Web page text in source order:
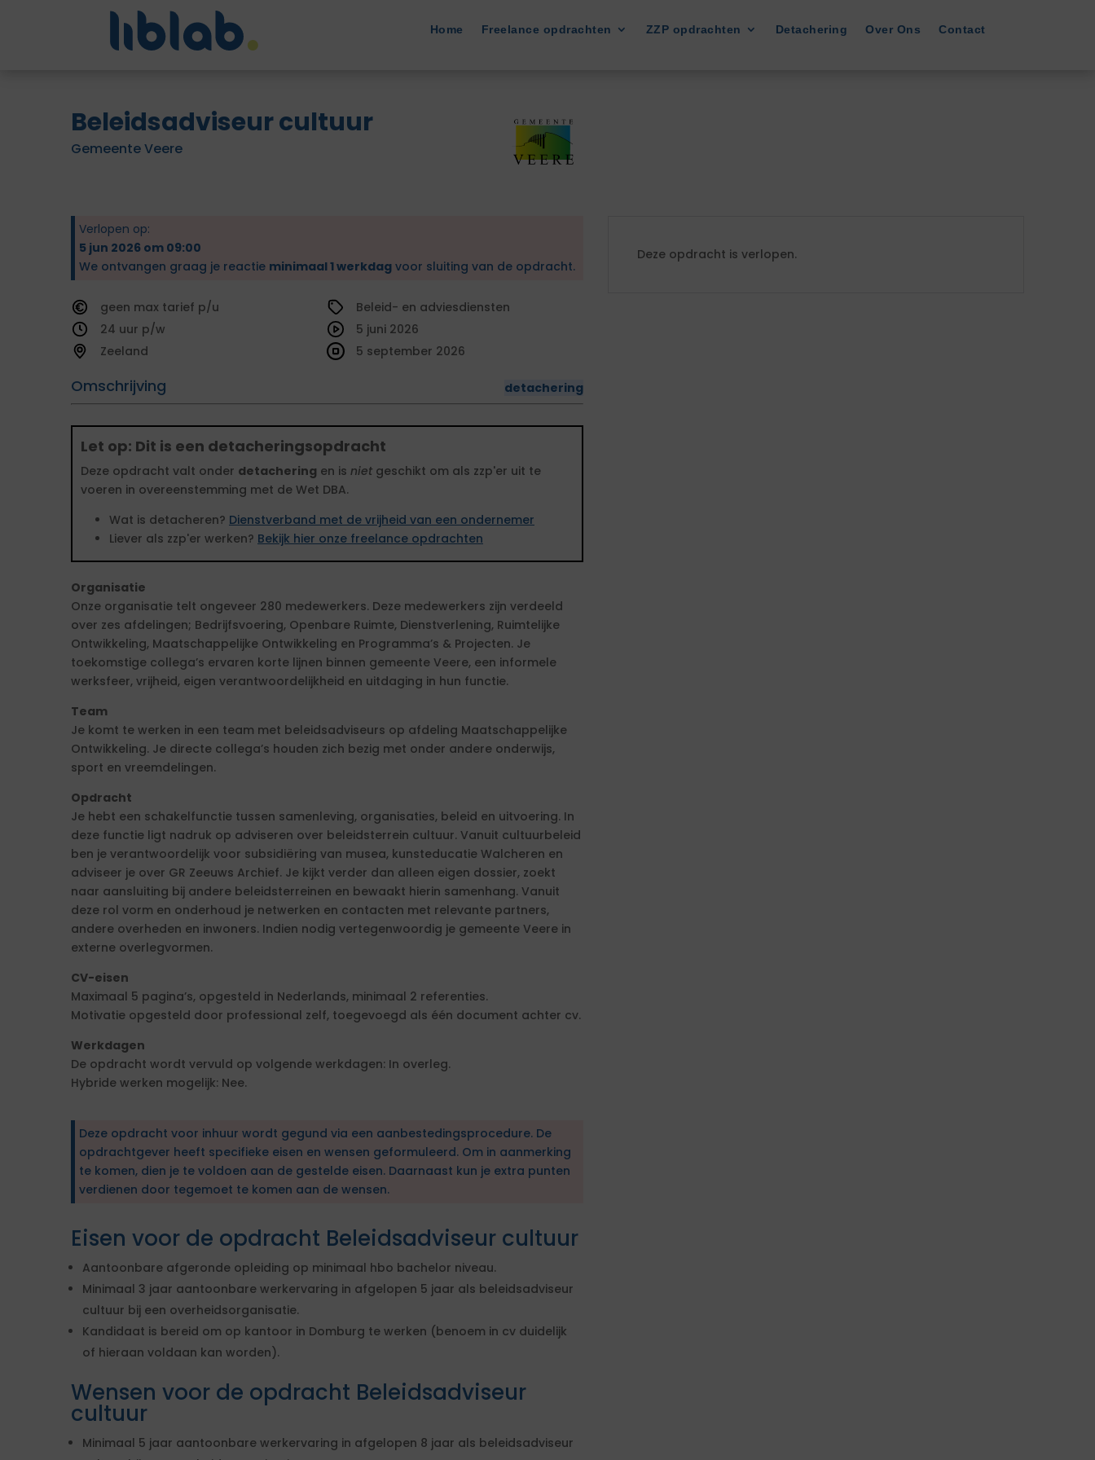
Home Freelance opdrachten ZZP opdrachten Detachering Over Ons Contact
Beleidsadviseur cultuur
Gemeente Veere
Verlopen op:
5 jun 2026 om 09:00
We ontvangen graag je reactie minimaal 1 werkdag voor sluiting van de opdracht.
geen
tarief
24
Zeeland
Beleid- en adviesdiensten
Omschrijving detachering
5 juni 2026
5 september 2026
Let op: Dit is een detacheringsopdracht
Deze opdracht valt onder detachering en is niet geschikt om als zzp'er uit te
voeren in overeenstemming met de Wet DBA.
Wat is detacheren? Dienstverband met de vrijheid van een ondernemer
Liever als zzp'er werken? Bekijk hier onze freelance opdrachten
Organisatie
Onze organisatie telt ongeveer 280 medewerkers. Deze medewerkers zijn verdeeld
over zes afdelingen; Bedrijfsvoering, Openbare Ruimte, Dienstverlening, Ruimtelijke
Ontwikkeling, Maatschappelijke Ontwikkeling en Programma’s & Projecten. Je
toekomstige collega’s ervaren korte lijnen binnen gemeente Veere, een informele
werksfeer, vrijheid, eigen verantwoordelijkheid en uitdaging in hun functie.
Team
Je komt te werken in een team met beleidsadviseurs op afdeling Maatschappelijke
Ontwikkeling. Je directe collega’s houden zich bezig met onder andere onderwijs,
sport en vreemdelingen.
Opdracht
Je hebt een schakelfunctie tussen samenleving, organisaties, beleid en uitvoering. In
deze functie ligt nadruk op adviseren over beleidsterrein cultuur. Vanuit cultuurbeleid
ben je verantwoordelijk voor subsidiëring van musea, kunsteducatie Walcheren en
adviseer je over GR Zeeuws Archief. Je kijkt verder dan alleen eigen dossier, zoekt
naar aansluiting bij andere beleidsterreinen en bewaakt hierin samenhang. Vanuit
deze rol vorm en onderhoud je netwerken en contacten met relevante partners,
andere overheden en inwoners. Indien nodig vertegenwoordig je gemeente Veere in
externe overlegvormen.
CV-eisen
Maximaal 5 pagina’s, opgesteld in Nederlands, minimaal 2 referenties.
Motivatie opgesteld door professional zelf, toegevoegd als één document achter cv.
Werkdagen
De opdracht wordt vervuld op volgende werkdagen: In overleg.
Hybride werken mogelijk: Nee.
Deze opdracht voor inhuur wordt gegund via een aanbestedingsprocedure. De
opdrachtgever heeft specifieke eisen en wensen geformuleerd. Om in aanmerking
te komen, dien je te voldoen aan de gestelde eisen. Daarnaast kun je extra punten
verdienen door tegemoet te komen aan de wensen.
Eisen voor de opdracht Beleidsadviseur cultuur
Aantoonbare afgeronde opleiding op minimaal hbo bachelor niveau.
Minimaal 3 jaar aantoonbare werkervaring in afgelopen 5 jaar als beleidsadviseur
cultuur bij een overheidsorganisatie.
Kandidaat is bereid om op kantoor in Domburg te werken (benoem in cv duidelijk
of hieraan voldaan kan worden).
Wensen voor de opdracht Beleidsadviseur
cultuur
Minimaal 5 jaar aantoonbare werkervaring in afgelopen 8 jaar als beleidsadviseur
Deze opdracht is verlopen.